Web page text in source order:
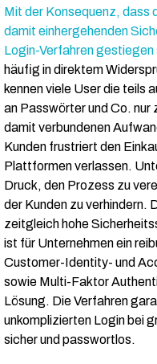
Mit der Konsequenz, dass
damit einhergehenden
Login-Verfahren gestiegen
häufig in direktem
kennen viele User die teils
an Passwörter und Co. nur
damit verbundenen
Kunden frustriert den
Plattformen verlassen.
Druck, den Prozess zu
der Kunden zu verhindern.
zeitgleich hohe
ist für Unternehmen ein
Customer-Identity- und
sowie Multi-Faktor
Lösung. Die Verfahren
unkomplizierten Login bei
sicher und passwortlos.